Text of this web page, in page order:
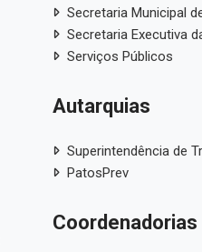
Secretaria Municipal
Secretaria Executiva
Serviços Públicos
Autarquias
Superintendência de
PatosPrev
Coordenadorias